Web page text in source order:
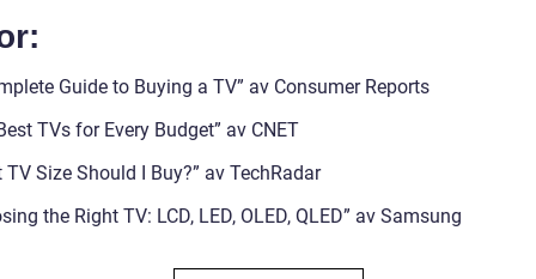
Guide to Buying a TV” av Consumer Reports
TVs for Every Budget” av CNET
TV Size Should I Buy?” av TechRadar
the Right TV: LCD, LED, OLED, QLED” av Samsung